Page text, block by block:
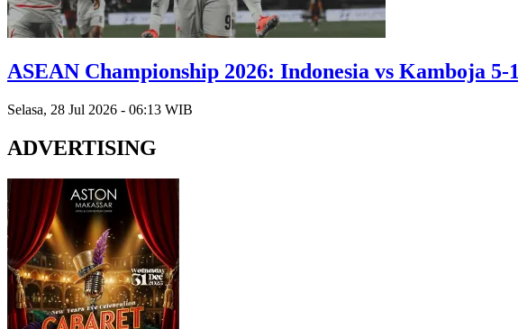
ASEAN Championship 2026: Indonesia vs Kamboja
Selasa, 28 Jul 2026 - 06:13 WIB
ADVERTISING